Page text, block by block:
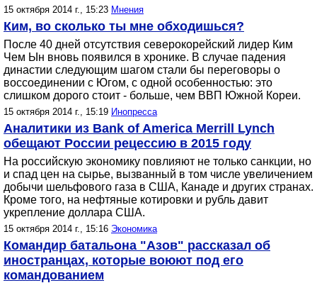
15 октября 2014 г., 15:23 Мнения
Ким, во сколько ты мне обходишься?
После 40 дней отсутствия северокорейский лидер Ким
Чем Ын вновь появился в хронике. В случае падения
династии следующим шагом стали бы переговоры о
воссоединении с Югом, с одной особенностью: это
слишком дорого стоит - больше, чем ВВП Южной Кореи.
15 октября 2014 г., 15:19 Инопресса
Аналитики из Bank of America Merrill Lynch
обещают России рецессию в 2015 году
На российскую экономику повлияют не только санкции, но
и спад цен на сырье, вызванный в том числе увеличением
добычи шельфового газа в США, Канаде и других странах.
Кроме того, на нефтяные котировки и рубль давит
укрепление доллара США.
15 октября 2014 г., 15:16 Экономика
Командир батальона "Азов" рассказал об
иностранцах, которые воюют под его
командованием